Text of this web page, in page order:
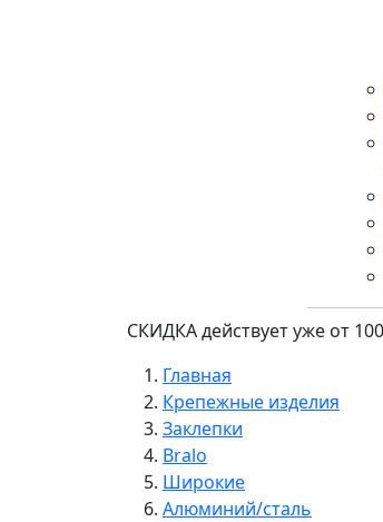
СКИДКА действует уже от
Главная
Крепежные изделия
Заклепки
Bralo
Широкие
Алюминий/сталь